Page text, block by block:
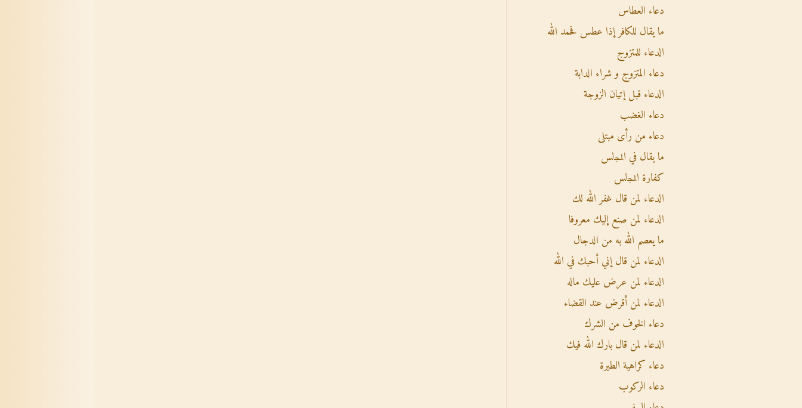
دعاء العطاس
ما يقال للكافر إذا عطس فحمد الله
الدعاء للمتزوج
دعاء المتزوج و شراء الدابة
الدعاء قبل إتيان الزوجة
دعاء الغضب
دعاء من رأى مبتلى
ما يقال في اﻟﻤﺠلس
كفارة اﻟﻤﺠلس
الدعاء لمن قال غفر الله لك
الدعاء لمن صنع إليك معروفا
ما يعصم الله به من الدجال
الدعاء لمن قال إني أحبك في الله
الدعاء لمن عرض عليك ماله
الدعاء لمن أقرض عند القضاء
دعاء الخوف من الشرك
الدعاء لمن قال بارك الله فيك
دعاء كراهية الطيرة
دعاء الركوب